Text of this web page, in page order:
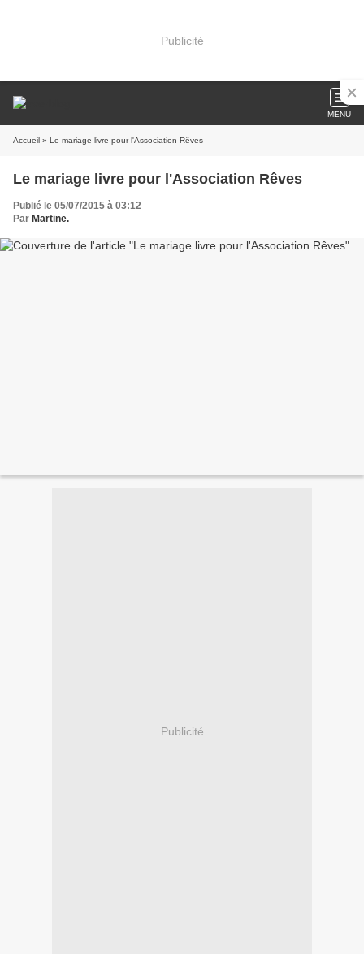
Publicité
MENU
Accueil » Le mariage livre pour l'Association Rêves
Le mariage livre pour l'Association Rêves
Publié le 05/07/2015 à 03:12
Par Martine.
Publicité